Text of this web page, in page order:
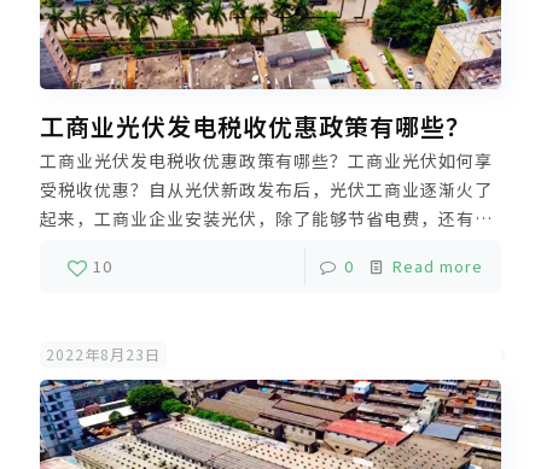
工商业光伏发电税收优惠政策有哪些？
工商业光伏发电税收优惠政策有哪些？工商业光伏如何享
受税收优惠？自从光伏新政发布后，光伏工商业逐渐火了
起来，工商业企业安装光伏，除了能够节省电费，还有没
有其他好处？答案是：有的！节能减排一直是国家大力鼓
励提倡，在企业所得税、增值税等方面都有税收优惠政
10 0 Read more
2022年8月23日